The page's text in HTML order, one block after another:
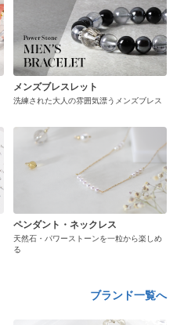
メンズブレスレット
洗練された大人の雰囲気漂うメンズブレス
ペンダント・ネックレス
天然石・パワーストーンを一粒から楽しめ
る
ブランド一覧へ